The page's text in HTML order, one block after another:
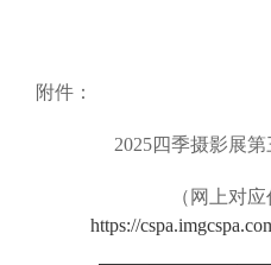
附件：
2025四季摄影展
（网上对
https://